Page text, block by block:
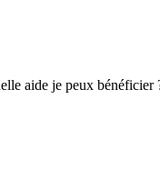
aide je peux bénéficier